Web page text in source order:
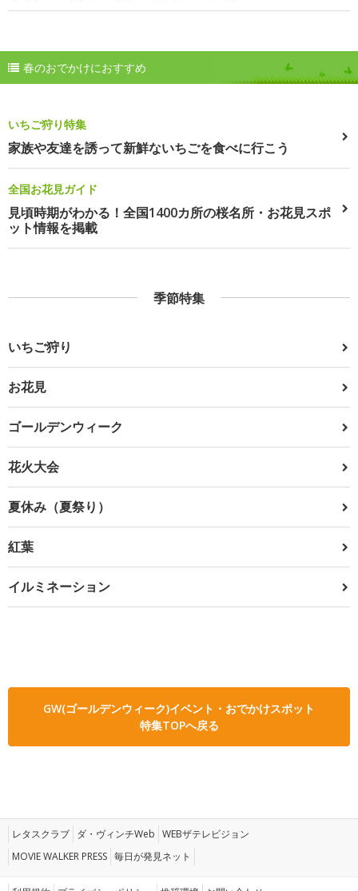
春のおでかけにおすすめ
いちご狩り特集
家族や友達を誘って新鮮ないちごを食べに行こう
全国お花見ガイド
見頃時期がわかる！全国1400カ所の桜名所・お花見スポ
ット情報を掲載
季節特集
いちご狩り
お花見
ゴールデンウィーク
花火大会
夏休み（夏祭り）
紅葉
イルミネーション
GW(ゴールデンウィーク)イベント・おでかけスポット
特集TOPへ戻る
レタスクラブ ダ・ヴィンチWeb WEBザテレビジョン
MOVIE WALKER PRESS 毎日が発見ネット